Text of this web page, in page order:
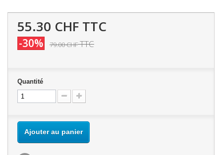
55.30 CHF TTC
-30% 79.00 CHFTTC
Quantité
Ajouter au panier